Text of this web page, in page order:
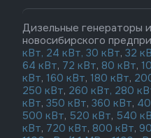
Дизельные генераторы
новосибирского
кВт, 24 кВт, 30 кВт, 32
64 кВт, 72 кВт, 80 кВт,
кВт, 160 кВт, 180 кВт,
250 кВт, 260 кВт, 280
кВт, 350 кВт, 360 кВт,
500 кВт, 520 кВт, 540
кВт, 720 кВт, 800 кВт,